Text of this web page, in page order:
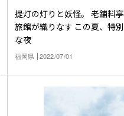
提灯の灯りと妖怪。 老舗料亭
旅館が織りなす この夏、特別
な夜
福岡県 2022/07/01